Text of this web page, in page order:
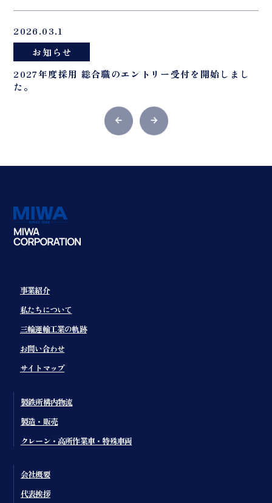
2027年度採用 総合職のエントリー受付を開始しまし
た。
2026.03.1
お知らせ
事業紹介
私たちについて
三輪運輸工業の軌跡
お問い合わせ
サイトマップ
製鉄所構内物流
製造・販売
クレーン・高所作業車・特殊車両
会社概要
代表挨拶